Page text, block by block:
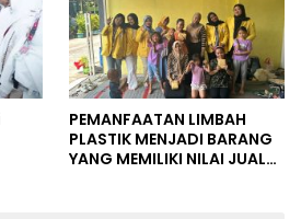
PEMANFAATAN LIMBAH
PLASTIK MENJADI BARANG
YANG MEMILIKI NILAI JUAL